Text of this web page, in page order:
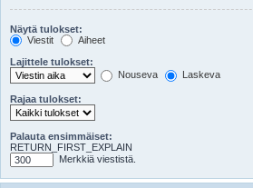
Näytä tulokset:
Viestit
Aiheet
Lajittele tulokset:
Nouseva
Laskeva
Rajaa tulokset:
Palauta ensimmäiset:
RETURN_FIRST_EXPLAIN
Merkkiä viestistä.